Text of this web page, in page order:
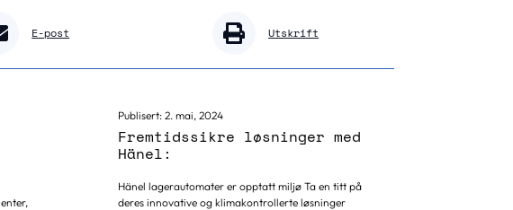
E-post Utskrift
Publisert:2. mai, 2024
Fremtidssikre løsninger med
Hänel:
Hänel lagerautomater er opptatt miljø Ta en titt på
deres innovative og klimakontrollerte løsninger